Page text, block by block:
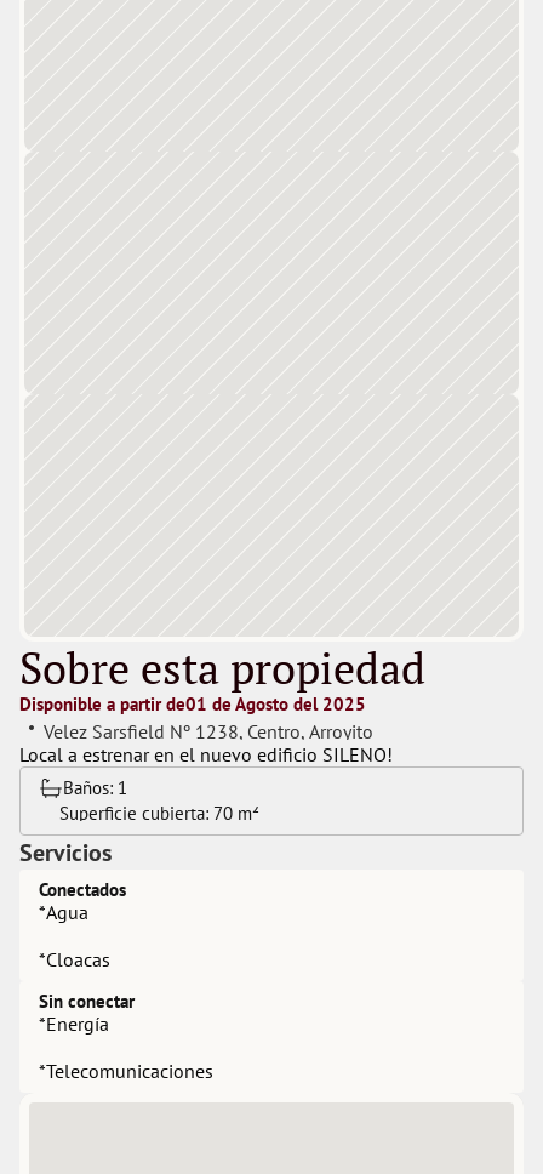
Sobre esta propiedad
Disponible a partir de01 de Agosto del 2025
Velez Sarsfield Nº 1238, Centro, Arroyito
Local a estrenar en el nuevo edificio SILENO!
Baños: 1
Superficie cubierta: 70 m²
Servicios
Conectados
*Agua
*Cloacas
Sin conectar
*Energía
*Telecomunicaciones